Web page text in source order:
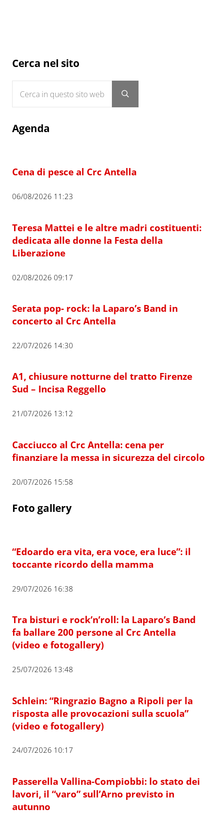
Sidebar
Cerca nel sito
Submit search
Agenda
Cena di pesce al Crc Antella
06/08/2026 11:23
Teresa Mattei e le altre madri costituenti:
dedicata alle donne la Festa della
Liberazione
02/08/2026 09:17
Serata pop- rock: la Laparo’s Band in
concerto al Crc Antella
22/07/2026 14:30
A1, chiusure notturne del tratto Firenze
Sud – Incisa Reggello
21/07/2026 13:12
Cacciucco al Crc Antella: cena per
finanziare la messa in sicurezza del circolo
20/07/2026 15:58
Foto gallery
“Edoardo era vita, era voce, era luce”: il
toccante ricordo della mamma
29/07/2026 16:38
Tra bisturi e rock’n’roll: la Laparo’s Band
fa ballare 200 persone al Crc Antella
(video e fotogallery)
25/07/2026 13:48
Schlein: “Ringrazio Bagno a Ripoli per la
risposta alle provocazioni sulla scuola”
(video e fotogallery)
24/07/2026 10:17
Passerella Vallina-Compiobbi: lo stato dei
lavori, il “varo” sull’Arno previsto in
autunno